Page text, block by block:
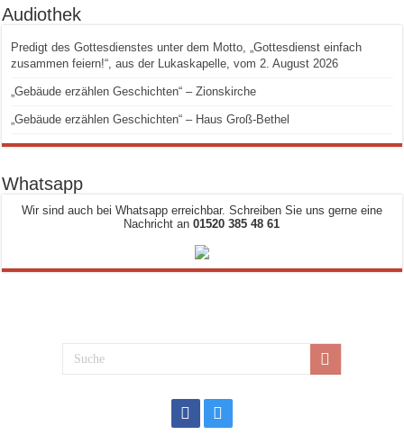
Audiothek
Predigt des Gottesdienstes unter dem Motto, „Gottesdienst einfach
zusammen feiern!“, aus der Lukaskapelle, vom 2. August 2026
„Gebäude erzählen Geschichten“ – Zionskirche
„Gebäude erzählen Geschichten“ – Haus Groß-Bethel
Whatsapp
Wir sind auch bei Whatsapp erreichbar. Schreiben Sie uns gerne eine
Nachricht an01520 385 48 61